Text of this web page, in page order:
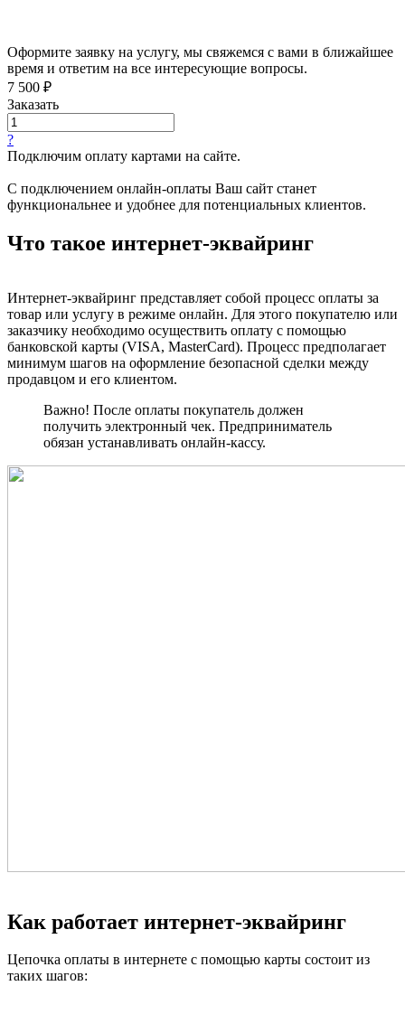
Оформите заявку на услугу, мы свяжемся с вами в ближайшее
время и ответим на все интересующие вопросы.
7 500 ₽
Заказать
?
Подключим оплату картами на сайте.
С подключением онлайн-оплаты Ваш сайт станет
функциональнее и удобнее для потенциальных клиентов.
Что такое интернет-эквайринг
Интернет-эквайринг представляет собой процесс оплаты за
товар или услугу в режиме онлайн. Для этого покупателю или
заказчику необходимо осуществить оплату с помощью
банковской карты (VISA, MasterCard). Процесс предполагает
минимум шагов на оформление безопасной сделки между
продавцом и его клиентом.
Важно! После оплаты покупатель должен
получить электронный чек. Предприниматель
обязан устанавливать онлайн-кассу.
Как работает интернет-эквайринг
Цепочка оплаты в интернете с помощью карты состоит из
таких шагов: